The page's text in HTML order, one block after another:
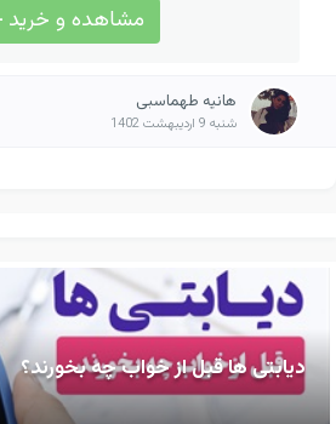
مشاهده و خرید
هانیه طهماسبی
شنبه 9 اردیبهشت 1402
دیابتی ها قبل از خواب چه بخورند؟